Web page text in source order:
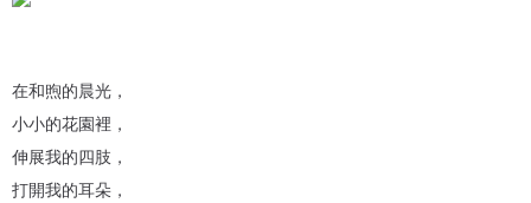
在和煦的晨光，
小小的花園裡，
伸展我的四肢，
打開我的耳朵，